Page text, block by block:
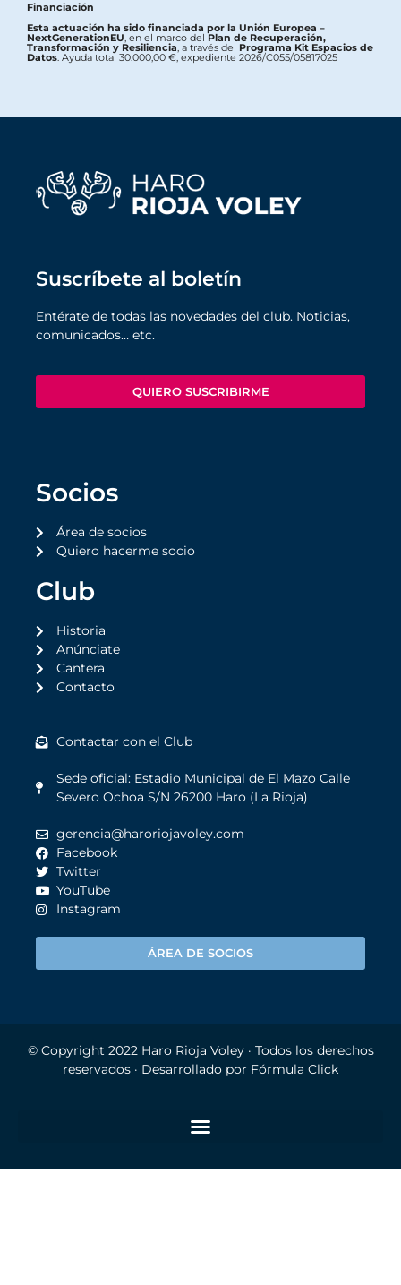
Financiación
Esta actuación ha sido financiada por la Unión Europea –
NextGenerationEU , en el marco delPlan de Recuperación,
Transformación y Resiliencia , a través del Programa Kit Espacios de
Datos . Ayuda total 30.000,00 €, expediente 2026/C055/05817025
Suscríbete al boletín
Entérate de todas las novedades del club. Noticias,
comunicados… etc.
QUIERO SUSCRIBIRME
Socios
Área de socios
Quiero hacerme socio
Club
Historia
Anúnciate
Cantera
Contacto
Contactar con el Club
Sede oficial: Estadio Municipal de El Mazo Calle
Severo Ochoa S/N 26200 Haro (La Rioja)
gerencia@haroriojavoley.com
Facebook
Twitter
YouTube
Instagram
ÁREA DE SOCIOS
© Copyright 2022 Haro Rioja Voley· Todos los derechos
reservados · Desarrollado por Fórmula Click